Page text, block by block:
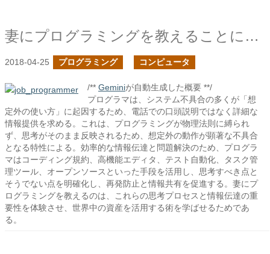
妻にプログラミングを教えることにした-続き
2018-04-25 プログラミング コンピュータ
/** Geminiが自動生成した概要 **/
プログラマは、システム不具合の多くが「想
定外の使い方」に起因するため、電話での口頭説明ではなく詳細な
情報提供を求める。これは、プログラミングが物理法則に縛られ
ず、思考がそのまま反映されるため、想定外の動作が顕著な不具合
となる特性による。効率的な情報伝達と問題解決のため、プログラ
マはコーディング規約、高機能エディタ、テスト自動化、タスク管
理ツール、オープンソースといった手段を活用し、思考すべき点と
そうでない点を明確化し、再発防止と情報共有を促進する。妻にプ
ログラミングを教えるのは、これらの思考プロセスと情報伝達の重
要性を体験させ、世界中の資産を活用する術を学ばせるためであ
る。